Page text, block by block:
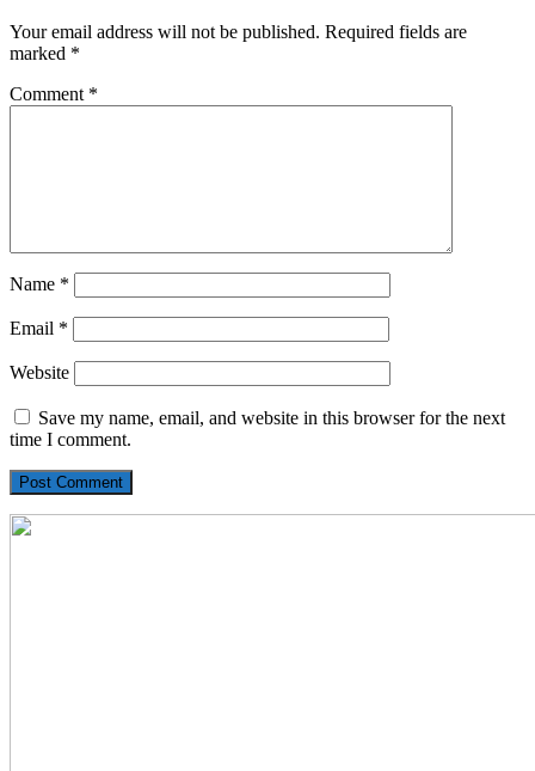
Your email address will not be published. Required fields are
marked *
Comment *
Name *
Email *
Website
Save my name, email, and website in this browser for the next
time I comment.